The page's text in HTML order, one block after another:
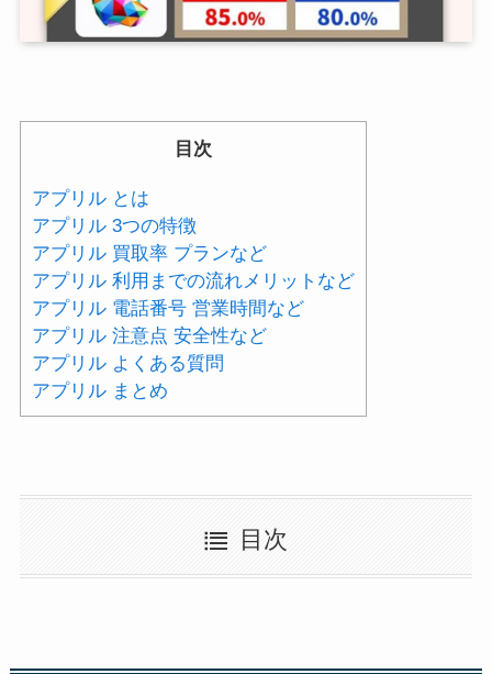
目次
アプリル とは
アプリル 3つの特徴
アプリル 買取率 プランなど
アプリル 利用までの流れメリットなど
アプリル 電話番号 営業時間など
アプリル 注意点 安全性など
アプリル よくある質問
アプリル まとめ
目次